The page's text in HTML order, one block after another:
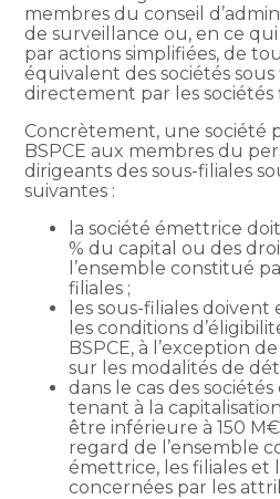
membres du conseil
de surveillance ou, en ce
par actions simplifiées, de
équivalent des sociétés
directement par les sociétés
Concrètement, une société
BSPCE aux membres du
dirigeants des sous-filiales
suivantes :
la société émettrice
% du capital ou des
l’ensemble constitué
filiales ;
les sous-filiales
les conditions
BSPCE, à l’exception
sur les modalités de
dans le cas des
tenant à la
être inférieure à 150
regard de l’ensemble
émettrice, les filiales et
concernées par les